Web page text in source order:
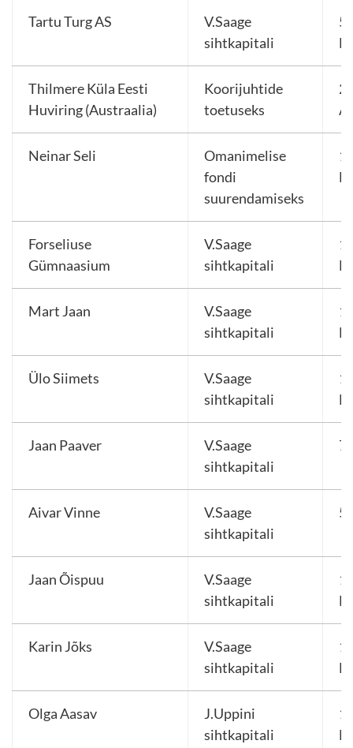
Tartu Turg AS
V.Saage
sihtkapitali
5
Thilmere Küla Eesti
Huviring (Austraalia)
Koorijuhtide
toetuseks
Neinar Seli
Omanimelise
fondi
suurendamiseks
Forseliuse
Gümnaasium
V.Saage
sihtkapitali
1
Mart Jaan
V.Saage
sihtkapitali
1
Ülo Siimets
V.Saage
sihtkapitali
1
Jaan Paaver
V.Saage
sihtkapitali
Aivar Vinne
V.Saage
sihtkapitali
Jaan Õispuu
V.Saage
sihtkapitali
1
Karin Jõks
V.Saage
sihtkapitali
Olga Aasav
J.Uppini
sihtkapitali